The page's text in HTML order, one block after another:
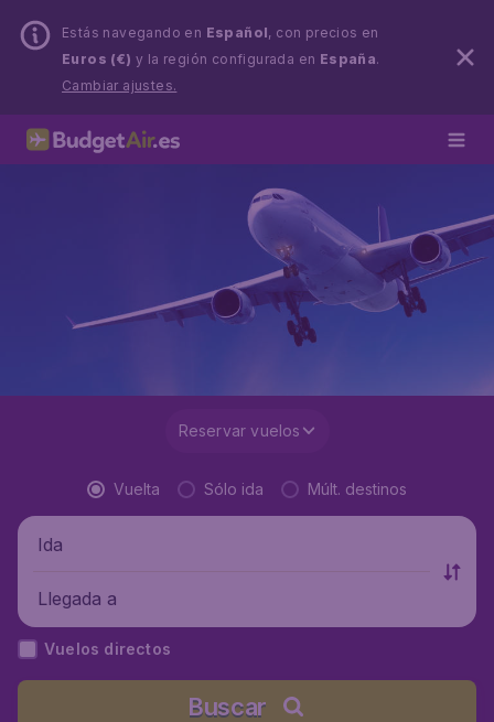
Estás navegando en Español, con precios en
Euros (€) y la región configurada en España.
Cambiar ajustes.
Reservar vuelos
Vuelta Sólo ida Múlt. destinos
Ida
Llegada a
Vuelos directos
Buscar